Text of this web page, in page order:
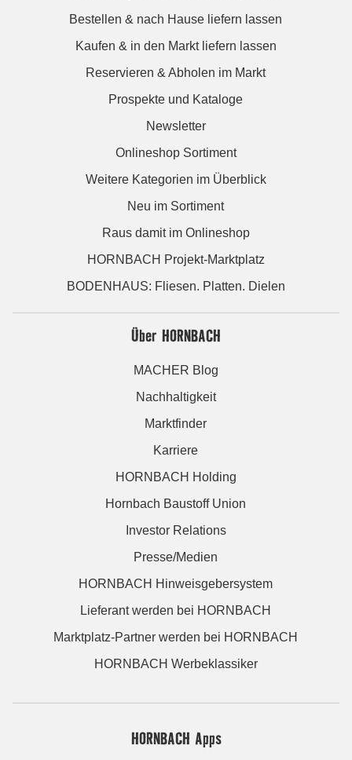
Bestellen & nach Hause liefern lassen
Kaufen & in den Markt liefern lassen
Reservieren & Abholen im Markt
Prospekte und Kataloge
Newsletter
Onlineshop Sortiment
Weitere Kategorien im Überblick
Neu im Sortiment
Raus damit im Onlineshop
HORNBACH Projekt-Marktplatz
BODENHAUS: Fliesen. Platten. Dielen
Über HORNBACH
MACHER Blog
Nachhaltigkeit
Marktfinder
Karriere
HORNBACH Holding
Hornbach Baustoff Union
Investor Relations
Presse/Medien
HORNBACH Hinweisgebersystem
Lieferant werden bei HORNBACH
Marktplatz-Partner werden bei HORNBACH
HORNBACH Werbeklassiker
HORNBACH Apps